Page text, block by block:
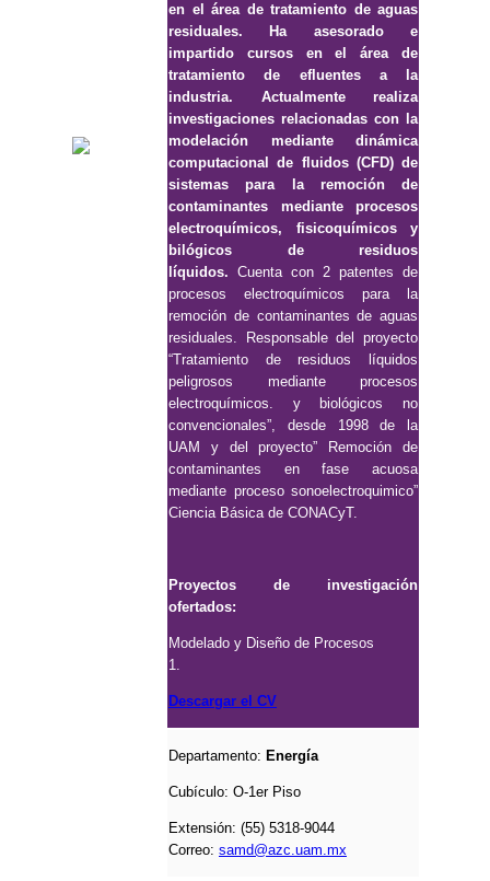
en el área de tratamiento de aguas
residuales. Ha asesorado e
impartido cursos en el área de
tratamiento de efluentes a la
industria. Actualmente realiza
investigaciones relacionadas con la
modelación mediante dinámica
computacional de fluidos (CFD) de
sistemas para la remoción de
contaminantes mediante procesos
electroquímicos, fisicoquímicos y
bilógicos de residuos
líquidos. Cuenta con 2 patentes de
procesos electroquímicos para la
remoción de contaminantes de aguas
residuales. Responsable del proyecto
“Tratamiento de residuos líquidos
peligrosos mediante procesos
electroquímicos. y biológicos no
convencionales”, desde 1998 de la
UAM y del proyecto” Remoción de
contaminantes en fase acuosa
mediante proceso sonoelectroquimico”
Ciencia Básica de CONACyT.
Proyectos de investigación
ofertados:
Modelado y Diseño de Procesos
1.
Descargar el CV
Departamento: Energía
Cubículo: O-1er Piso
Extensión: (55) 5318-9044
Correo: samd@azc.uam.mx